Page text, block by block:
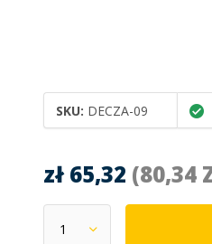
SKU: DECZA-09
zł 65,32 (80,34